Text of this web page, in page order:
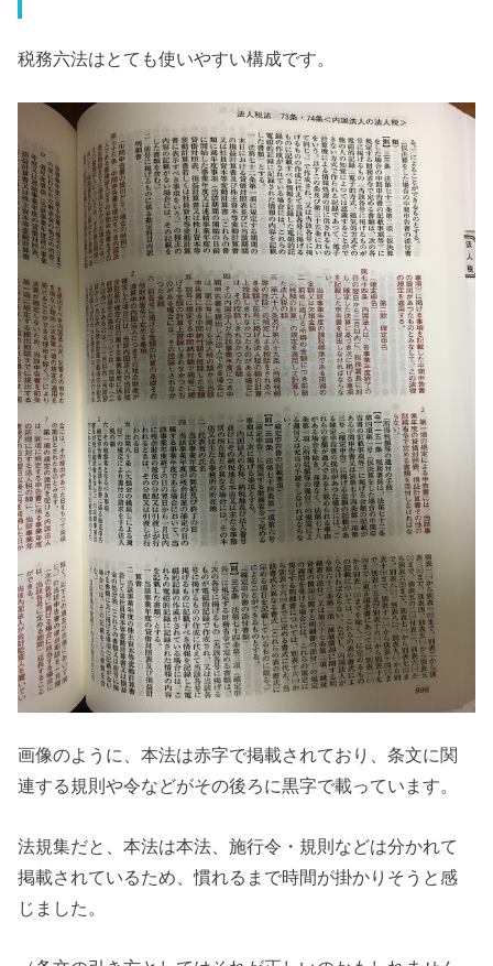
税務六法はとても使いやすい構成です。
画像のように、本法は赤字で掲載されており、条文に関
連する規則や令などがその後ろに黒字で載っています。
法規集だと、本法は本法、施行令・規則などは分かれて
掲載されているため、慣れるまで時間が掛かりそうと感
じました。